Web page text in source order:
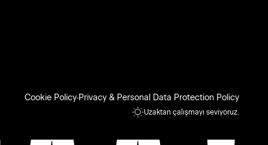
Cookie Policy Privacy & Personal Data Protection Policy
Uzaktan çalışmayı seviyoruz.